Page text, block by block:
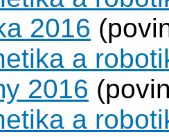
2016
a
2016
a